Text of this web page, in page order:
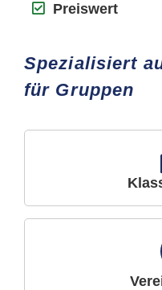
Preiswert
Spezialisiert
für Gruppen